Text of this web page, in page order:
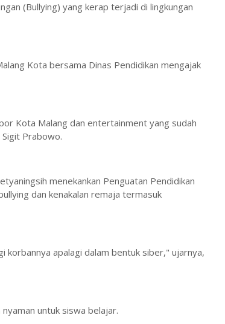
(Bullying) yang kerap terjadi di lingkungan
Kota bersama Dinas Pendidikan mengajak
Kota Malang dan entertainment yang sudah
Prabowo.
menekankan Penguatan Pendidikan
dan kenakalan remaja termasuk
korbannya apalagi dalam bentuk siber," ujarnya,
untuk siswa belajar.